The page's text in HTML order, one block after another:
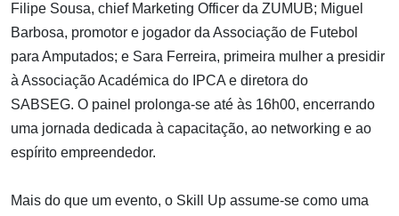
Filipe Sousa, chief Marketing Officer da ZUMUB; Miguel
Barbosa, promotor e jogador da Associação de Futebol
para Amputados; e Sara Ferreira, primeira mulher a presidir
à Associação Académica do IPCA e diretora do
SABSEG. O painel prolonga-se até às 16h00, encerrando
uma jornada dedicada à capacitação, ao networking e ao
espírito empreendedor.
Mais do que um evento, o Skill Up assume-se como uma